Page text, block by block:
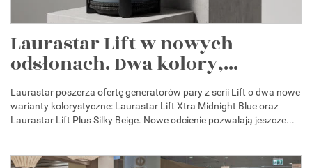
Laurastar Lift w nowych
odsłonach. Dwa kolory,...
Laurastar poszerza ofertę generatorów pary z serii Lift o dwa nowe
warianty kolorystyczne: Laurastar Lift Xtra Midnight Blue oraz
Laurastar Lift Plus Silky Beige. Nowe odcienie pozwalają jeszcze...